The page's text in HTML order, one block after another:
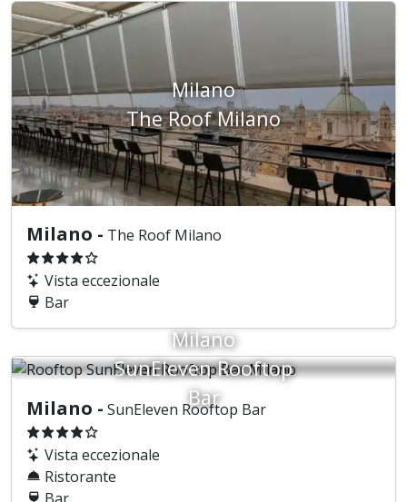
Milano
The Roof Milano
Milano - The Roof Milano
Vista eccezionale
Bar
Milano
SunEleven Rooftop
Bar
Milano - SunEleven Rooftop Bar
Vista eccezionale
Ristorante